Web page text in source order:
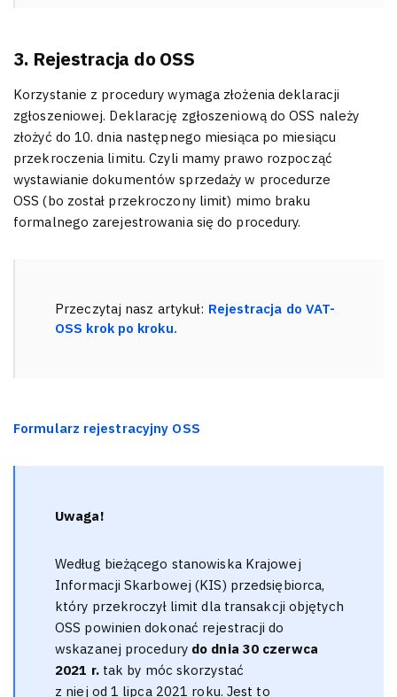
3. Rejestracja do OSS
Korzystanie z procedury wymaga złożenia deklaracji
zgłoszeniowej. Deklarację zgłoszeniową do OSS należy
złożyć do 10. dnia następnego miesiąca po miesiącu
przekroczenia limitu. Czyli mamy prawo rozpocząć
wystawianie dokumentów sprzedaży w procedurze
OSS (bo został przekroczony limit) mimo braku
formalnego zarejestrowania się do procedury.
Przeczytaj nasz artykuł: Rejestracja do VAT-
OSS krok po kroku.
Formularz rejestracyjny OSS
Uwaga!
Według bieżącego stanowiska Krajowej
Informacji Skarbowej (KIS) przedsiębiorca,
który przekroczył limit dla transakcji objętych
OSS powinien dokonać rejestracji do
wskazanej procedurydo dnia 30 czerwca
2021 r.tak by móc skorzystać
z niej od 1 lipca 2021 roku. Jest to